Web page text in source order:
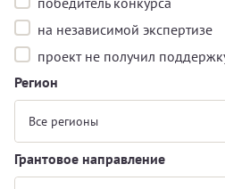
на независимой экспертизе
проект не получил
Регион
Все регионы
Грантовое направление